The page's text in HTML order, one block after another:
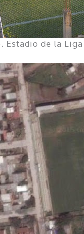
Estadio de la